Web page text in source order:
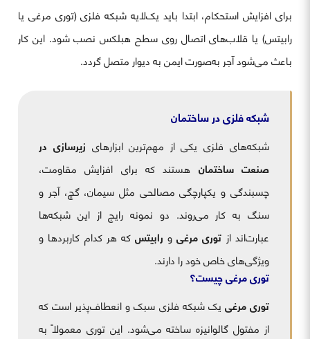
برای افزایش استحکام، ابتدا باید یک‌لایه شبکه فلزی (توری مرغی یا
رابیتس) یا قلاب‌های اتصال روی سطح هبلکس نصب شود. این کار
باعث می‌شود آجر به‌صورت ایمن به دیوار متصل گردد.
شبکه فلزی در ساختمان
شبکه‌های فلزی یکی از مهم‌ترین ابزارهای زیرسازی در
صنعت ساختمان هستند که برای افزایش مقاومت،
چسبندگی و یکپارچگی مصالحی مثل سیمان، گچ، آجر و
سنگ به کار می‌روند. دو نمونه رایج از این شبکه‌ها
عبارت‌اند از توری مرغیو رابیتسکه هر کدام کاربردها و
ویژگی‌های خاص خود را دارند.
توری مرغی چیست؟
توری مرغییک شبکه فلزی سبک و انعطاف‌پذیر است که
از مفتول گالوانیزه ساخته می‌شود. این توری معمولاً به